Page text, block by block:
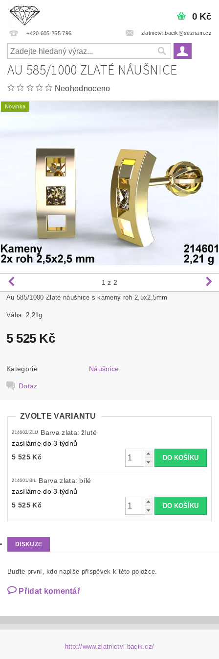
+420 605 255 796 zlatnictvi.bacik@seznam.cz
0 Kč
AU 585/1000 ZLATÉ NÁUŠNICE
Neohodnoceno
Novinka
1 z 2
Au 585/1000 Zlaté náušnice s kameny roh 2,5x2,5mm
Váha: 2,21g
5 525 Kč
Kategorie Náušnice
Dotaz
ZVOLTE VARIANTU
214602/ZLU
Barva zlata: žluté
zasíláme do 3 týdnů
5 525 Kč
214601/BIL Barva zlata: bílé
zasíláme do 3 týdnů
5 525 Kč
DISKUZE
Buďte první, kdo napíše příspěvek k této položce.
Přidat komentář
http://www.zlatnictvi-bacik.cz/